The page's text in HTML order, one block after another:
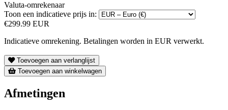
Valuta-omrekenaar
Toon een indicatieve prijs in:
€299.99 EUR
Indicatieve omrekening. Betalingen worden in EUR verwerkt.
Toevoegen aan verlanglijst
Toevoegen aan winkelwagen
Afmetingen